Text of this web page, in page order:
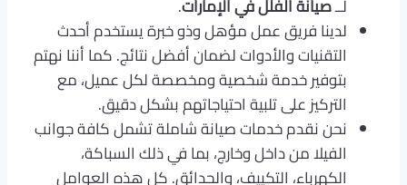
لــصيانة الفلل في الإمارات.
لدينا فريق عمل مؤهل وذو خبرة يستخدم أحدث
التقنيات والأدوات لضمان أفضل نتائج. كما أننا نهتم
بتوفير خدمة شخصية ومخصصة لكل عميل، مع
التركيز على تلبية احتياجاتهم بشكل دقيق.
نحن نقدم خدمات صيانة شاملة تشمل كافة جوانب
الفيلا من داخل وخارج، بما في ذلك السباكة،
الكهرباء، التكييف، والحدائق. كل هذه العوامل